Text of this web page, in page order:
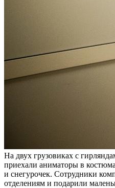
На двух грузовиках с
приехали аниматоры в
и снегурочек. Сотрудники
отделениям и подарили